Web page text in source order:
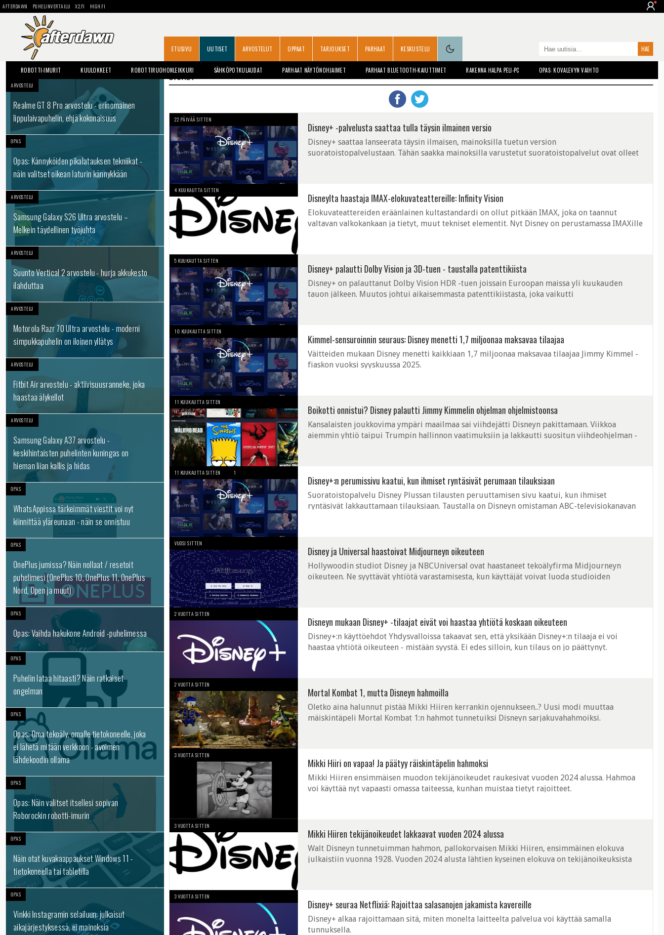
AFTERDAWN PUHELINVERTAILU X2.FI HIGH.FI
ETUSIVU UUTISET ARVOSTELUT OPPAAT TARJOUKSET PARHAAT KESKUSTELU
ROBOTTI-IMURIT KUULOKKEET ROBOTTIRUOHONLEIKKURI SÄHKÖPOTKULAUDAT PARHAAT NÄYTÖNOHJAIMET PARHAAT BLUETOOTH-KAIUTTIMET RAKENNA HALPA PELI-PC OPAS: KOVALEVYN VAIHTO
ARVOSTELU
Realme GT 8 Pro arvostelu - erinomainen
lippulaivapuhelin, ehjä kokonaisuus
OPAS
Opas: Kännyköiden pikalatauksen tekniikat -
näin valitset oikean laturin kännykkään
ARVOSTELU
Samsung Galaxy S26 Ultra arvostelu –
Melkein täydellinen työjuhta
ARVOSTELU
Suunto Vertical 2 arvostelu - hurja akkukesto
ilahduttaa
ARVOSTELU
Motorola Razr 70 Ultra arvostelu - moderni
simpukkapuhelin on iloinen yllätys
ARVOSTELU
Fitbit Air arvostelu - aktiivisuusranneke, joka
haastaa älykellot
ARVOSTELU
Samsung Galaxy A37 arvostelu -
keskihintaisten puhelinten kuningas on
hieman liian kallis ja hidas
OPAS
WhatsAppissa tärkeimmät viestit voi nyt
kiinnittää yläreunaan - näin se onnistuu
OPAS
OnePlus jumissa? Näin nollaat / resetoit
puhelimesi (OnePlus 10, OnePlus 11, OnePlus
Nord, Open ja muut)
OPAS
Opas: Vaihda hakukone Android -puhelimessa
OPAS
Puhelin lataa hitaasti? Näin ratkaiset
ongelman
OPAS
Opas: Oma tekoäly, omalle tietokoneelle, joka
ei lähetä mitään verkkoon - avoimen
lähdekoodin ollama
OPAS
Opas: Näin valitset itsellesi sopivan
Roborockin robotti-imurin
OPAS
Näin otat kuvakaappaukset Windows 11 -
tietokoneella tai tabletilla
OPAS
Vinkki Instagramin selailuun: julkaisut
aikajärjestyksessä, ei mainoksia
DISNEY
22 PÄIVÄÄ SITTEN
Disney+ -palvelusta saattaa tulla täysin ilmainen versio
Disney+ saattaa lanseerata täysin ilmaisen, mainoksilla tuetun version
suoratoistopalvelustaan. Tähän saakka mainoksilla varustetut suoratoistopalvelut ovat olleet
4 KUUKAUTTA SITTEN
Disneylta haastaja IMAX-elokuvateattereille: Infinity Vision
Elokuvateattereiden eräänlainen kultastandardi on ollut pitkään IMAX, joka on taannut
valtavan valkokankaan ja tietyt, muut tekniset elementit. Nyt Disney on perustamassa IMAXille
5 KUUKAUTTA SITTEN
Disney+ palautti Dolby Vision ja 3D-tuen - taustalla patenttikiista
Disney+ on palauttanut Dolby Vision HDR -tuen joissain Euroopan maissa yli kuukauden
tauon jälkeen. Muutos johtui aikaisemmasta patenttikiistasta, joka vaikutti
10 KUUKAUTTA SITTEN
Kimmel-sensuroinnin seuraus: Disney menetti 1,7 miljoonaa maksavaa tilaajaa
Väitteiden mukaan Disney menetti kaikkiaan 1,7 miljoonaa maksavaa tilaajaa Jimmy Kimmel -
fiaskon vuoksi syyskuussa 2025.
11 KUUKAUTTA SITTEN
Boikotti onnistui? Disney palautti Jimmy Kimmelin ohjelman ohjelmistoonsa
Kansalaisten joukkovima ympäri maailmaa sai viihdejätti Disneyn pakittamaan. Viikkoa
aiemmin yhtiö taipui Trumpin hallinnon vaatimuksiin ja lakkautti suositun viihdeohjelman -
11 KUUKAUTTA SITTEN 1
Disney+:n perumissivu kaatui, kun ihmiset ryntäsivät perumaan tilauksiaan
Suoratoistopalvelu Disney Plussan tilausten peruuttamisen sivu kaatui, kun ihmiset
ryntäsivät lakkauttamaan tilauksiaan. Taustalla on Disneyn omistaman ABC-televisiokanavan
VUOSI SITTEN
Disney ja Universal haastoivat Midjourneyn oikeuteen
Hollywoodin studiot Disney ja NBCUniversal ovat haastaneet tekoälyfirma Midjourneyn
oikeuteen. Ne syyttävät yhtiötä varastamisesta, kun käyttäjät voivat luoda studioiden
2 VUOTTA SITTEN
Disneyn mukaan Disney+ -tilaajat eivät voi haastaa yhtiötä koskaan oikeuteen
Disney+:n käyttöehdot Yhdysvalloissa takaavat sen, että yksikään Disney+:n tilaaja ei voi
haastaa yhtiötä oikeuteen - mistään syystä. Ei edes silloin, kun tilaus on jo päättynyt.
2 VUOTTA SITTEN
Mortal Kombat 1, mutta Disneyn hahmoilla
Oletko aina halunnut pistää Mikki Hiiren kerrankin ojennukseen..? Uusi modi muuttaa
mäiskintäpeli Mortal Kombat 1:n hahmot tunnetuiksi Disneyn sarjakuvahahmoiksi.
3 VUOTTA SITTEN
Mikki Hiiri on vapaa! Ja päätyy räiskintäpelin hahmoksi
Mikki Hiiren ensimmäisen muodon tekijänoikeudet raukesivat vuoden 2024 alussa. Hahmoa
voi käyttää nyt vapaasti omassa taiteessa, kunhan muistaa tietyt rajoitteet.
3 VUOTTA SITTEN
Mikki Hiiren tekijänoikeudet lakkaavat vuoden 2024 alussa
Walt Disneyn tunnetuimman hahmon, pallokorvaisen Mikki Hiiren, ensimmäinen elokuva
julkaistiin vuonna 1928. Vuoden 2024 alusta lähtien kyseinen elokuva on tekijänoikeuksista
3 VUOTTA SITTEN
Disney+ seuraa Netflixiä: Rajoittaa salasanojen jakamista kavereille
Disney+ alkaa rajoittamaan sitä, miten monelta laitteelta palvelua voi käyttää samalla
tunnuksella.